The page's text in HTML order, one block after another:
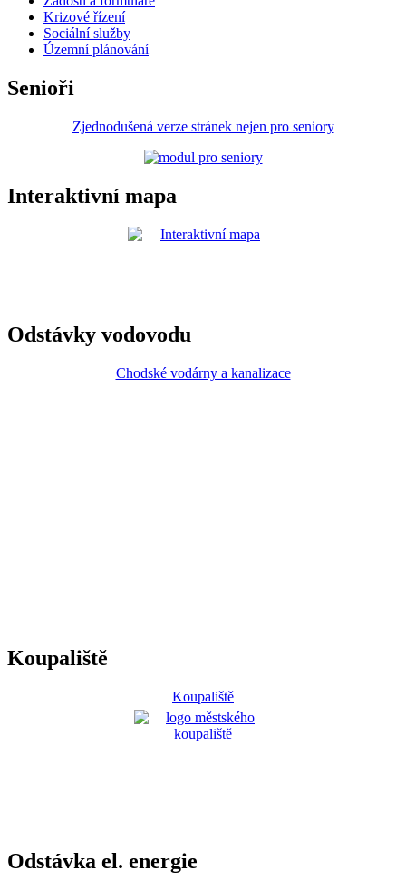
Krizové řízení
Sociální služby
Územní plánování
Senioři
Zjednodušená verze stránek nejen pro seniory
Interaktivní mapa
Odstávky vodovodu
Chodské vodárny a kanalizace
Koupaliště
Koupaliště
Odstávka el. energie